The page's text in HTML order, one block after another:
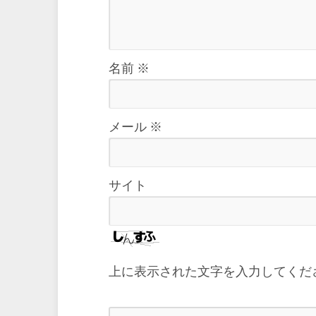
名前 ※
メール ※
サイト
上に表示された文字を入力してくだ